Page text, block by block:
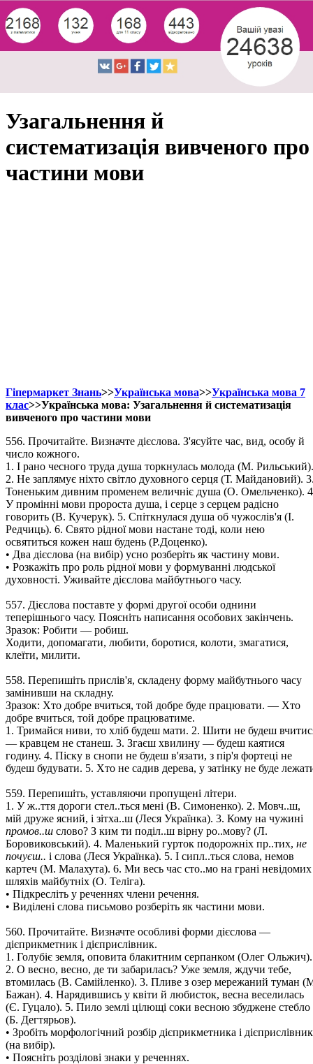
Узагальнення й
систематизація вивченого про
частини мови
Гіпермаркет Знань>>Українська мова>>Українська мова 7
клас>>Українська мова: Узагальнення й систематизація
вивченого про частини мови
556. Прочитайте. Визначте дієслова. З'ясуйте час, вид, особу й
число кожного.
1. І рано чесного труда душа торкнулась молода (М. Рильський).
2. Не заплямує ніхто світло духовного серця (Т. Майдановий).
Тоненьким дивним променем величніє душа (О. Омельченко).
У промінні мови пророста душа, і серце з серцем радісно
говорить (В. Кучерук). 5. Спіткнулася душа об чужослів'я (І.
Редчиць). 6. Свято рідної мови настане тоді, коли нею
освятиться кожен наш будень (Р.Доценко).
• Два дієслова (на вибір) усно розберіть як частину мови.
• Розкажіть про роль рідної мови у формуванні людської
духовності. Уживайте дієслова майбутнього часу.
557. Дієслова поставте у формі другої особи однини
теперішнього часу. Поясніть написання особових закінчень.
Зразок: Робити — робиш.
Ходити, допомагати, любити, боротися, колоти, змагатися,
клеїти, милити.
558. Перепишіть прислів'я, складену форму майбутнього часу
замінивши на складну.
Зразок: Хто добре вчиться, той добре буде працювати. — Хто
добре вчиться, той добре працюватиме.
1. Тримайся ниви, то хліб будеш мати. 2. Шити не будеш
— кравцем не станеш. 3. Згаєш хвилину — будеш каятися
годину. 4. Піску в снопи не будеш в'язати, з пір'я фортеці не
будеш будувати. 5. Хто не садив дерева, у затінку не буде
559. Перепишіть, уставляючи пропущені літери.
1. У ж..ття дороги стел..ться мені (В. Симоненко). 2. Мовч..ш,
мій друже ясний, і зітха..ш (Леся Українка). 3. Кому на чужині
промов..ш слово? З ким ти поділ..ш вірну ро..мову? (Л.
Боровиковський). 4. Маленький гурток подорожніх пр..тих, не
почуєш.. і слова (Леся Українка). 5. І сипл..ться слова, немов
картеч (М. Малахута). 6. Ми весь час сто..мо на грані невідомих
шляхів майбутніх (О. Теліга).
• Підкресліть у реченнях члени речення.
• Виділені слова письмово розберіть як частини мови.
560. Прочитайте. Визначте особливі форми дієслова —
дієприкметник і дієприслівник.
1. Голубіє земля, оповита блакитним серпанком (Олег Ольжич).
2. О весно, весно, де ти забарилась? Уже земля, ждучи тебе,
втомилась (В. Самійленко). 3. Пливе з озер мережаний туман
Бажан). 4. Нарядившись у квіти й любисток, весна веселилась
(Є. Гуцало). 5. Пило землі цілющі соки весною збуджене стебло
(Б. Дегтярьов).
• Зробіть морфологічний розбір дієприкметника і
(на вибір).
• Поясніть розділові знаки у реченнях.